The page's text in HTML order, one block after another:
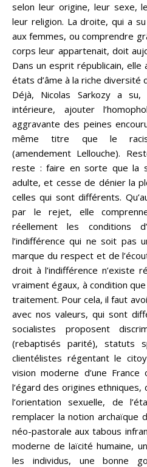
selon leur origine, leur sexe,
leur religion. La droite, qui a
aux femmes, ou comprendre
corps leur appartenait, doit
Dans un esprit républicain, elle
états d’âme à la riche diversité
Déjà, Nicolas Sarkozy a
intérieure, ajouter
aggravante des peines
même titre que le
(amendement Lellouche).
reste : faire en sorte que la
adulte, et cesse de dénier la
celles qui sont différents.
par le rejet, elle
réellement les conditions
l’indifférence qui ne soit pas
marque du respect et de
droit à l’indifférence n’existe
vraiment égaux, à condition
traitement. Pour cela, il faut
avec nos valeurs, qui sont
socialistes proposent
(rebaptisés parité), statuts
clientélistes régentant le
vision moderne d’une
l’égard des origines
l’orientation sexuelle, de
remplacer la notion archaïque
néo-pastorale aux tabous
moderne de laïcité humaine,
les individus, une bonne